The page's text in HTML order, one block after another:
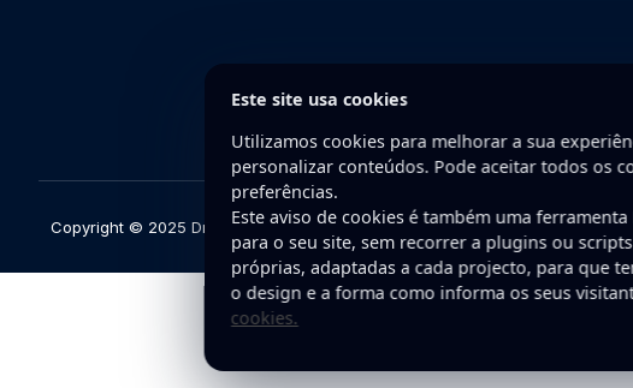
Copyright © 2025 DriveWeb. Todos os direitos reservados. Desenvolvido por
Este site usa cookies
Utilizamos cookies para melhorar a sua
personalizar conteúdos. Pode aceitar todos os
preferências.
Este aviso de cookies é também uma
para o seu site, sem recorrer a plugins ou
próprias, adaptadas a cada projecto, para que
o design e a forma como informa os seus
cookies.